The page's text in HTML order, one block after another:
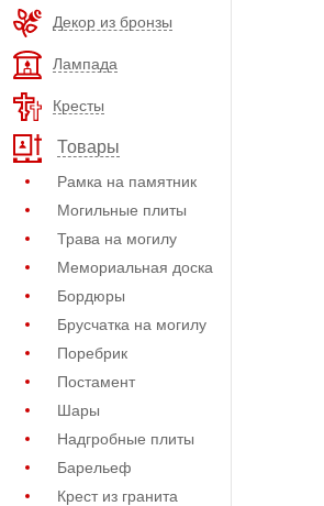
Декор из бронзы
Лампада
Кресты
Товары
Рамка на памятник
Могильные плиты
Трава на могилу
Мемориальная доска
Бордюры
Брусчатка на могилу
Поребрик
Постамент
Шары
Надгробные плиты
Барельеф
Крест из гранита